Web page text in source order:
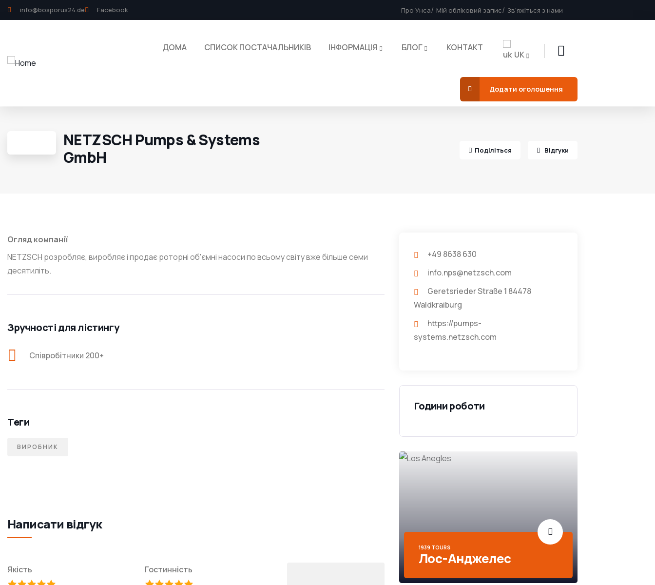
info@bosporus24.de Facebook Про Унса Мій обліковий запис Зв'яжіться з нами
ДОМА СПИСОК ПОСТАЧАЛЬНИКІВ ІНФОРМАЦІЯ БЛОГ КОНТАКТ
UK
Додати оголошення
NETZSCH Pumps & Systems
GmbH
Поділіться Відгуки
Огляд компанії
NETZSCH розробляє, виробляє і продає роторні об'ємні насоси по всьому світу вже більше семи
десятиліть.
Зручності для лістингу
Співробітники 200+
Теги
ВИРОБНИК
Написати відгук
Якість Гостинність
+49 8638 630
info.nps@netzsch.com
Geretsrieder Straße 1 84478
Waldkraiburg
https://pumps-
systems.netzsch.com
Години роботи
1939 TOURS
Лос-Анджелес